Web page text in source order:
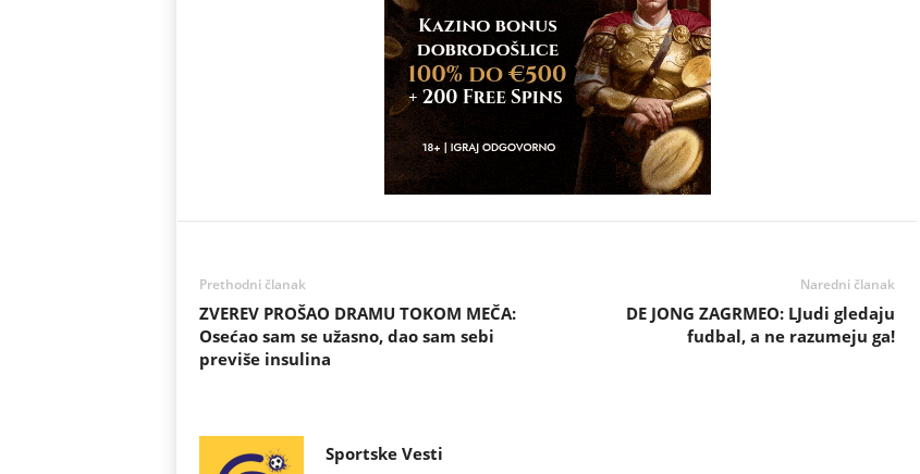
Prethodni članak
ZVEREV PROŠAO DRAMU TOKOM MEČA:
Osećao sam se užasno, dao sam sebi
previše insulina
Naredni članak
DE JONG ZAGRMEO: LJudi gledaju
fudbal, a ne razumeju ga!
Sportske Vesti